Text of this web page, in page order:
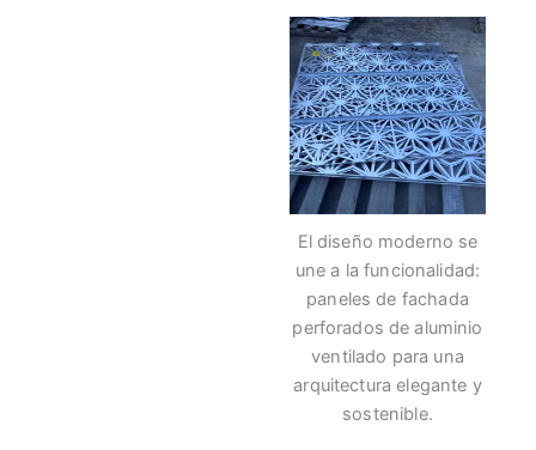
El diseño moderno se
une a la funcionalidad:
paneles de fachada
perforados de aluminio
ventilado para una
arquitectura elegante y
sostenible.